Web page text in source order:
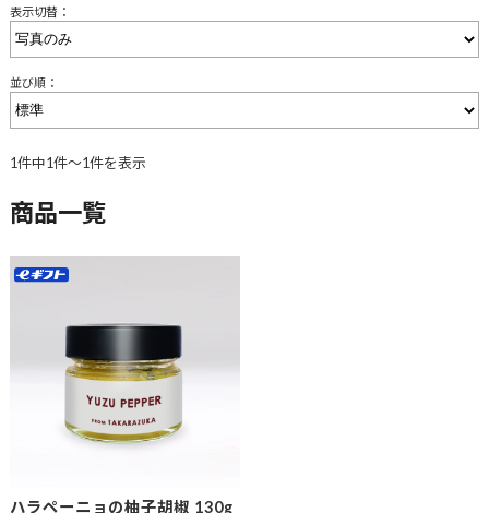
表示切替：
並び順：
1件中1件〜1件を表示
商品一覧
ハラペーニョの柚子胡椒 130g